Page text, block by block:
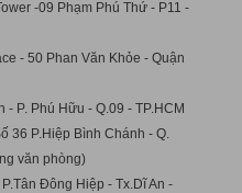
-09 Phạm Phú Thứ - P11 -
- 50 Phan Văn Khỏe - Quận
- P. Phú Hữu - Q.09 - TP.HCM
36 P.Hiệp Bình Chánh - Q.
văn phòng)
Đông Hiệp - Tx.Dĩ An -